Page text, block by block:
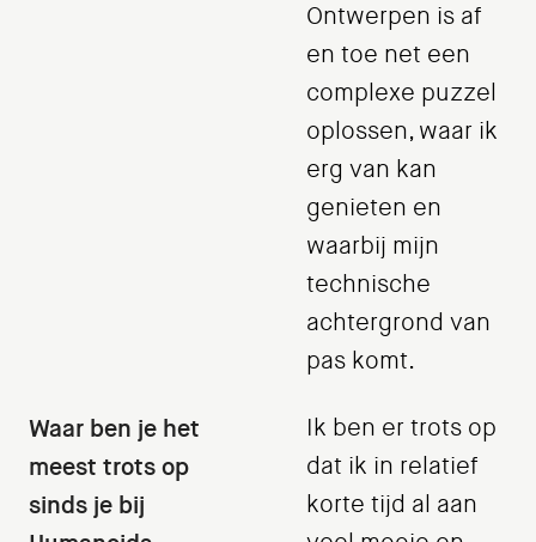
Ontwerpen is af
en toe net een
complexe puzzel
oplossen, waar ik
erg van kan
genieten en
waarbij mijn
technische
achtergrond van
pas komt.
Waar ben je het
meest trots op
sinds je bij
Ik ben er trots op
dat ik in relatief
korte tijd al aan